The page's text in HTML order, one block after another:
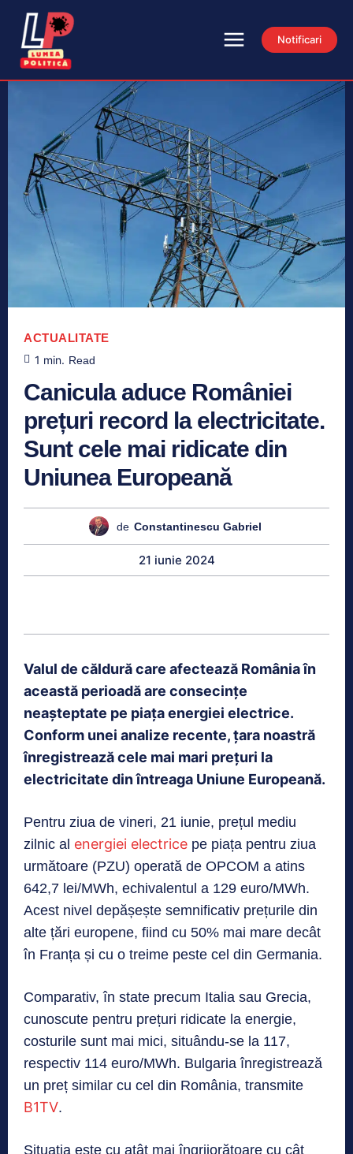
Notificari
ACTUALITATE
1 min. Read
Canicula aduce României
prețuri record la electricitate.
Sunt cele mai ridicate din
Uniunea Europeană
de Constantinescu Gabriel
21 iunie 2024
Valul de căldură care afectează România în
această perioadă are consecințe
neașteptate pe piața energiei electrice.
Conform unei analize recente, țara noastră
înregistrează cele mai mari prețuri la
electricitate din întreaga Uniune Europeană.
Pentru ziua de vineri, 21 iunie, prețul mediu
zilnic al energiei electrice pe piața pentru ziua
următoare (PZU) operată de OPCOM a atins
642,7 lei/MWh, echivalentul a 129 euro/MWh.
Acest nivel depășește semnificativ prețurile din
alte țări europene, fiind cu 50% mai mare decât
în Franța și cu o treime peste cel din Germania.
Comparativ, în state precum Italia sau Grecia,
cunoscute pentru prețuri ridicate la energie,
costurile sunt mai mici, situându-se la 117,
respectiv 114 euro/MWh. Bulgaria înregistrează
un preț similar cu cel din România, transmite
B1TV.
Situația este cu atât mai îngrijorătoare cu cât